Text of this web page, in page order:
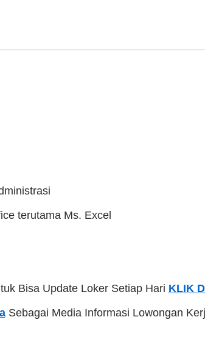
terutama Ms. Excel
Bisa Update Loker Setiap Hari KLIK
Sebagai Media Informasi Lowongan